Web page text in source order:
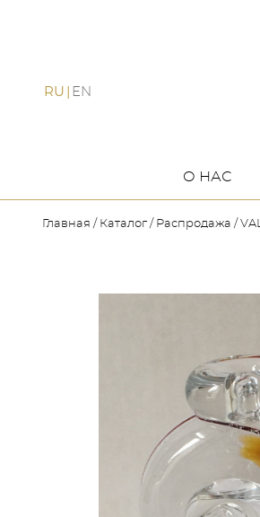
RU EN
О НАС
Главная Каталог Распродажа